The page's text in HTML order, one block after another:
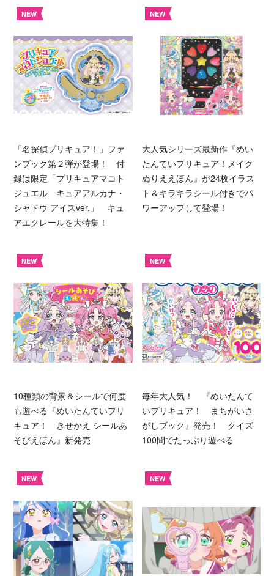
NEW
「名探偵プリキュア！」ファ
ンブック第２弾が登場！ 付
録は限定「プリキュアマコト
ジュエル キュアアルカナ・
シャドウ アイスver.」 キュ
アエクレールを大特集！
NEW
大人気シリーズ最新作『めい
たんていプリキュア！メイク
ぬりええほん』が24枚イラス
ト＆キラキラシール付きでパ
ワーアップして登場！
NEW
10種類の背景＆シールで何度
も遊べる『めいたんていプリ
キュア！ きせかえ シールあ
そびえほん』新発売
NEW
毎年大人気！ 『めいたんて
いプリキュア！ まちがいさ
がしブック』発売！ クイズ
100問でたっぷり遊べる
NEW NEW